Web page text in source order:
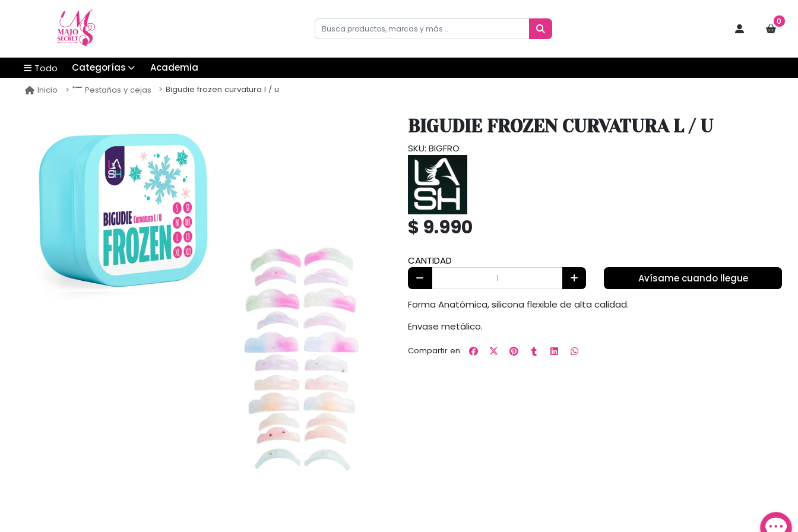
0
Todo Categorías Academia
Inicio Pestañas y cejas Bigudie frozen curvatura l / u
BIGUDIE FROZEN CURVATURA L / U
SKU: BIGFRO
$ 9.990
CANTIDAD
Avísame cuando llegue
Forma Anatómica, silicona flexible de alta calidad.
Envase metálico.
Compartir en: